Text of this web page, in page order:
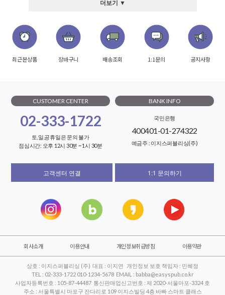
더보기 ▼
최근본상품 장바구니 배송조회 1:1문의 공지사항
CUSTOMER CENTER
02-333-1722
토,일,공휴일은 문의 불가
점심시간: 오후 12시 30분 ~ 1시 30분
BANK INFO
국민은행
400401-01-274322
예금주 : 이지스퍼블리싱(주)
고객센터 연결 1:1 문의하기
회사소개 이용안내 개인정보취급방침 이용약관
상호 : 이지스퍼블리싱 (주) 대표 : 이지연 개인정보 보호 책임자 : 민혜정
TEL : 02-333-1722 010-1234-5678 EMAIL : babba@easyspub.co.kr
사업자등록번호 : 105-87-44487 통신판매업신고번호 : 제 2020-서울마포-3324 호
주소 : 서울특별시 마포구 잔다리로 109 이지스빌딩 4층 바빠 스마트 클래스